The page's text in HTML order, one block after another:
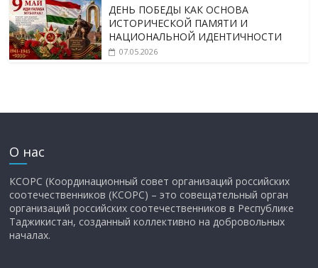
ДЕНЬ ПОБЕДЫ КАК ОСНОВА
ИСТОРИЧЕСКОЙ ПАМЯТИ И
НАЦИОНАЛЬНОЙ ИДЕНТИЧНОСТИ
07.05.2026
О нас
КСОРС (Координационный совет организаций российских
соотечественников (КСОРС) – это совещательный орган
организаций российских соотечественников в Республике
Таджикистан, созданный коллективно на добровольных
началах.